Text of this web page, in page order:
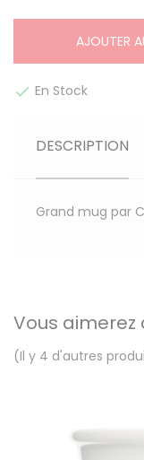
AJOUTER
 En Stock
DESCRIPTION
Grand mug par
Vous aimerez
(Il y 4 d'autres